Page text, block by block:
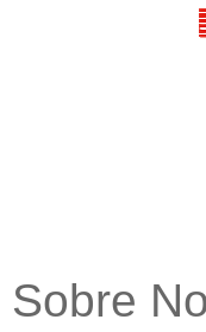
Sobre